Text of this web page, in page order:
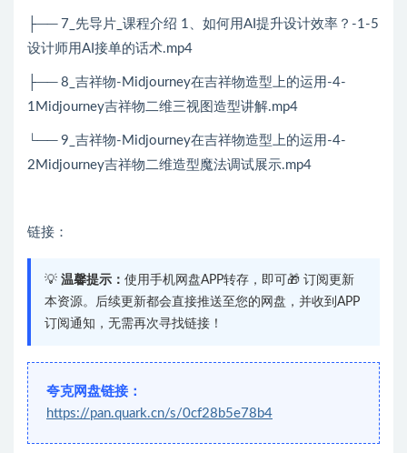
├── 7_先导片_课程介绍 1、如何用AI提升设计效率？-1-5
设计师用AI接单的话术.mp4
├── 8_吉祥物-Midjourney在吉祥物造型上的运用-4-
1Midjourney吉祥物二维三视图造型讲解.mp4
└── 9_ 吉祥物-Midjourney在吉祥物造型上的运用 -4-
2Midjourney吉祥物二维造型魔法调试展示.mp4
链接：
💡 温馨提示： 使用手机网盘APP转存，即可🎁 订阅更新
本资源。后续更新都会直接推送至您的网盘，并收到APP
订阅通知，无需再次寻找链接！
夸克网盘链接：
https://pan.quark.cn/s/0cf28b5e78b4